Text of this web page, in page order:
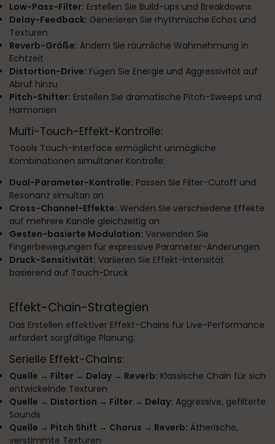
Low-Pass-Filter: Erstellen Sie Build-ups und Breakdowns
Delay-Feedback: Generieren Sie rhythmische Echos und
Texturen
Reverb-Größe: Ändern Sie räumliche Wahrnehmung in
Echtzeit
Distortion-Drive: Fügen Sie Energie und Aggressivität auf
Abruf hinzu
Pitch-Shifter: Erstellen Sie dramatische Pitch-Sweeps und
Harmonien
Multi-Touch-Effekt-Kontrolle:
Toools Touch-Interface ermöglicht unmögliche
Kombinationen simultaner Kontrolle:
Dual-Parameter-Kontrolle: Passen Sie Filter-Cutoff und
Resonanz simultan an
Cross-Channel-Effekte: Wenden Sie verschiedene Effekte
auf mehrere Kanäle gleichzeitig an
Gesten-basierte Modulation: Verwenden Sie
Fingerbewegungen für expressive Parameter-Änderungen
Druck-Sensitivität: Variieren Sie Effekt-Intensität
basierend auf Touch-Druck
Effekt-Chain-Strategien
Das Erstellen effektiver Effekt-Chains für Live-Performance
erfordert sorgfältige Planung:
Serielle Effekt-Chains:
Quelle → Filter → Delay → Reverb: Klassische Chain für sich
entwickelnde Texturen
Quelle → Distortion → Filter → Delay: Aggressive, gefilterte
Sounds
Quelle → Pitch Shift → Chorus → Reverb: Ätherische,
verstimmte Texturen